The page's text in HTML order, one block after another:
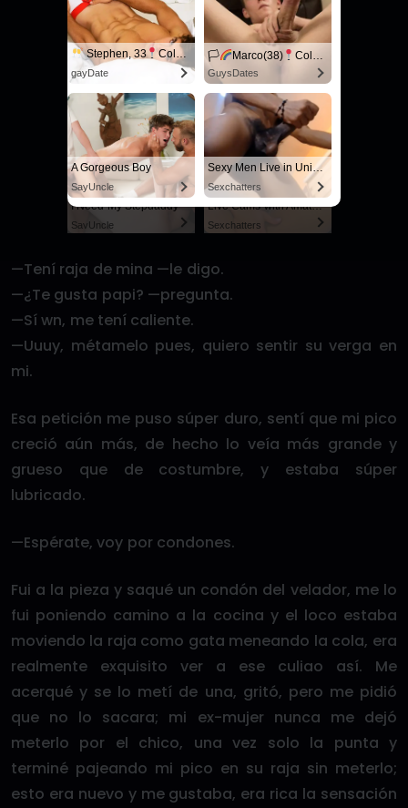
MY HUSBAND STEPSON MISTAKENLY GIVES ME IN THE ASS
RedhandsTube
Live Cams with Amateur Men
Sexchatters
I Need My Stepdaddy
SayUncle
Live Cams with Amateur Men
Sexchatters
—Tení raja de mina —le digo.
—¿Te gusta papi? —pregunta.
—Sí wn, me tení caliente.
—Uuuy, métamelo pues, quiero sentir su verga en
mi.
Esa petición me puso súper duro, sentí que mi pico
creció aún más, de hecho lo veía más grande y
grueso que de costumbre, y estaba súper
lubricado.
—Espérate, voy por condones.
Fui a la pieza y saqué un condón del velador, me lo
fui poniendo camino a la cocina y el loco estaba
moviendo la raja como gata meneando la cola, era
realmente exquisito ver a ese culiao así. Me
acerqué y se lo metí de una, gritó, pero me pidió
que no lo sacara; mi ex-mujer nunca me dejó
meterlo por el chico, una vez solo la punta y
terminé pajeando mi pico en su raja sin meterlo;
esto era nuevo y me gustaba, era rica la sensación
Stephen, 33 Columbus
gayDate
🏳‍ Marco(38) Columbus
GuysDates
A Gorgeous Boy
SayUncle
Sexy Men Live in United States
Sexchatters